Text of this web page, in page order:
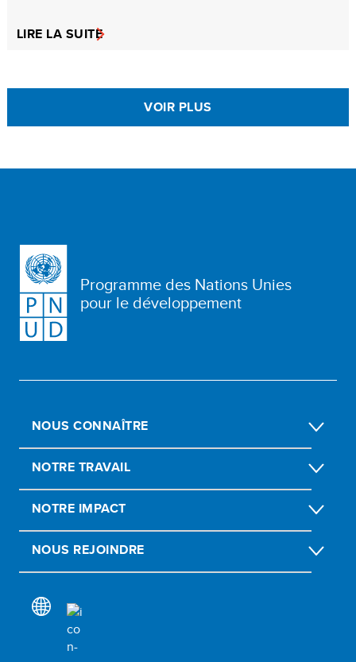
LIRE LA SUITE
VOIR PLUS
Programme des Nations Unies
pour le développement
NOUS CONNAÎTRE
NOTRE TRAVAIL
NOTRE IMPACT
NOUS REJOINDRE